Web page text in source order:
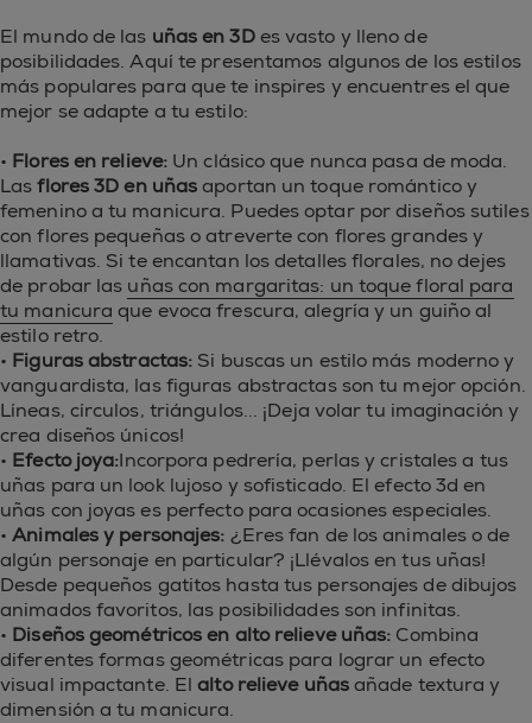
El mundo de las uñas en 3Des vasto y lleno de
posibilidades. Aquí te presentamos algunos de los estilos
más populares para que te inspires y encuentres el que
mejor se adapte a tu estilo:
• Flores en relieve: Un clásico que nunca pasa de moda.
Lasflores 3D en uñasaportan un toque romántico y
femenino a tu manicura. Puedes optar por diseños sutiles
con flores pequeñas o atreverte con flores grandes y
llamativas. Si te encantan los detalles florales, no dejes
de probar las uñas con margaritas: un toque floral para
tu manicura que evoca frescura, alegría y un guiño al
estilo retro.
• Figuras abstractas: Si buscas un estilo más moderno y
vanguardista, las figuras abstractas son tu mejor opción.
Líneas, círculos, triángulos... ¡Deja volar tu imaginación y
crea diseños únicos!
• Efecto joya:Incorpora pedrería, perlas y cristales a tus
uñas para un look lujoso y sofisticado. El efecto 3d en
uñas con joyas es perfecto para ocasiones especiales.
•Animales y personajes: ¿Eres fan de los animales o de
algún personaje en particular? ¡Llévalos en tus uñas!
Desde pequeños gatitos hasta tus personajes de dibujos
animados favoritos, las posibilidades son infinitas.
• Diseños geométricos en alto relieve uñas: Combina
diferentes formas geométricas para lograr un efecto
visual impactante. Elalto relieve uñasañade textura y
dimensión a tu manicura.